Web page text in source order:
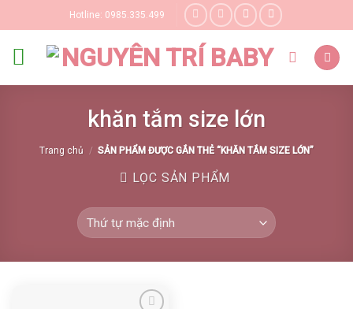
to
content
Hotline: 0985.335.499
khăn tắm size lớn
Trang chủ / SẢN PHẨM ĐƯỢC GẮN THẺ “KHĂN TẮM SIZE LỚN”
LỌC SẢN PHẨM